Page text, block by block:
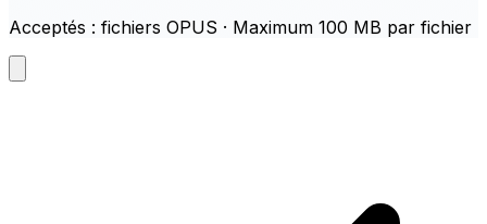
Acceptés : fichiers OPUS · Maximum 100 MB par fichier